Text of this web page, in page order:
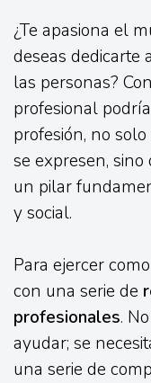
¿Te apasiona el
deseas dedicarte
las personas?
profesional
profesión, no
se expresen,
un pilar
y social.
Para ejercer
con una serie de
profesionales.
ayudar; se
una serie de